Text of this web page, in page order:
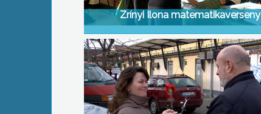
Zrínyi Ilona matematikaverseny